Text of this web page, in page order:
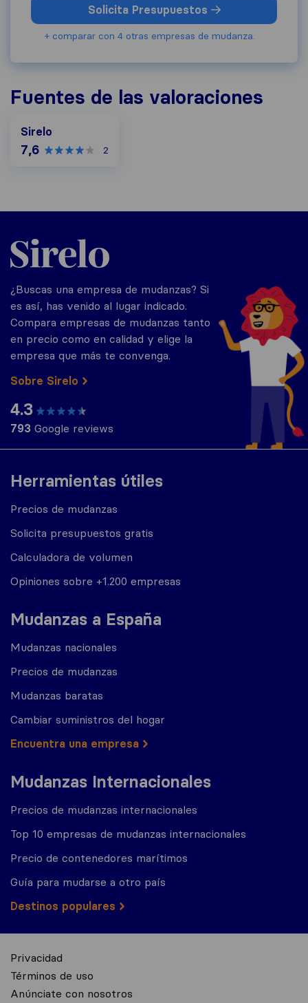
Solicita Presupuestos
+ comparar con 4 otras empresas de mudanza.
Fuentes de las valoraciones
Sirelo
7,6 2
Herramientas útiles
Precios de mudanzas
Solicita presupuestos gratis
Calculadora de volumen
Opiniones sobre +1.200 empresas
Mudanzas a España
Mudanzas nacionales
Precios de mudanzas
Mudanzas baratas
Cambiar suministros del hogar
Encuentra una empresa
Mudanzas Internacionales
Precios de mudanzas internacionales
Top 10 empresas de mudanzas internacionales
Precio de contenedores marítimos
Guía para mudarse a otro país
Destinos populares
Sirelo.es
¿Buscas una empresa de mudanzas? Si
es así, has venido al lugar indicado.
Compara empresas de mudanzas tanto
en precio como en calidad y elige la
empresa que más te convenga.
Sobre Sirelo
4.3
793 Google reviews
Privacidad
Términos de uso
Anúnciate con nosotros